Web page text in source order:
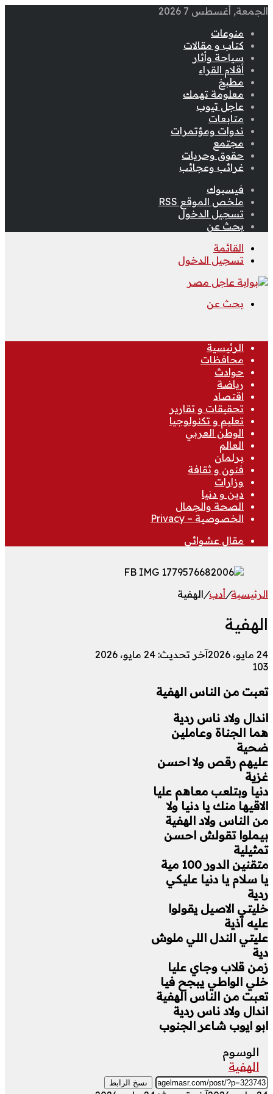
الجمعة, أغسطس 7 2026
منوعات
كتاب و مقالات
سياحة وأثار
أقلام القراء
مطبخ
معلومة تهمك
عاجل تيوب
متابعات
ندوات ومؤتمرات
مجتمع
حقوق وحريات
غرائب وعجائب
فيسبوك
ملخص الموقع RSS
تسجيل الدخول
بحث عن
القائمة
تسجيل الدخول
بحث عن
الرئيسية
محافظات
حوادث
رياضة
اقتصاد
تحقيقات و تقارير
تعليم و تكنولوجيا
الوطن العربي
العالم
برلمان
فنون و ثقافة
وزارات
دين و دنيا
الصحة والجمال
الخصوصية – Privacy
مقال عشوائي
الرئيسية/أدب/الهفية
الهفية
24 مايو، 2026
آخر تحديث: 24 مايو، 2026
103
تعبت من الناس الهفية
اندال ولاد ناس ردية
هما الجناة وعاملين
ضحية
عليهم رقص ولا احسن
غزية
دنيا وبتلعب معاهم عليا
الاقيها منك يا دنيا ولا
من الناس ولاد الهفية
بيملوا تقولش احسن
تمثيلية
متقنين الدور 100 مية
يا سلام يا دنيا عليكي
ردية
خليتي الاصيل يقولوا
عليه أذية
عليتي الندل اللي ملوش
دية
زمن قلاب وجاي عليا
خلي الواطي يبجح فيا
تعبت من الناس الهفية
اندال ولاد ناس ردية
ابو ايوب شاعر الجنوب
الوسوم
الهفية
نسخ الرابط